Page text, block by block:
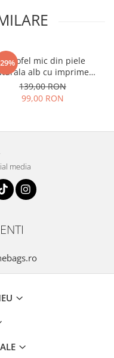
Portofel mic din piele
alb cu imprimeu
B-8912 07
139,00 RON
99,00 RON
media